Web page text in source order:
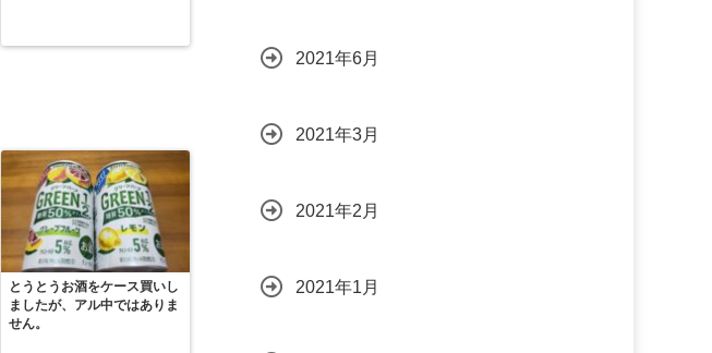
とうとうお酒をケース買いし
ましたが、アル中ではありま
せん。
2021年6月
2021年3月
2021年2月
2021年1月